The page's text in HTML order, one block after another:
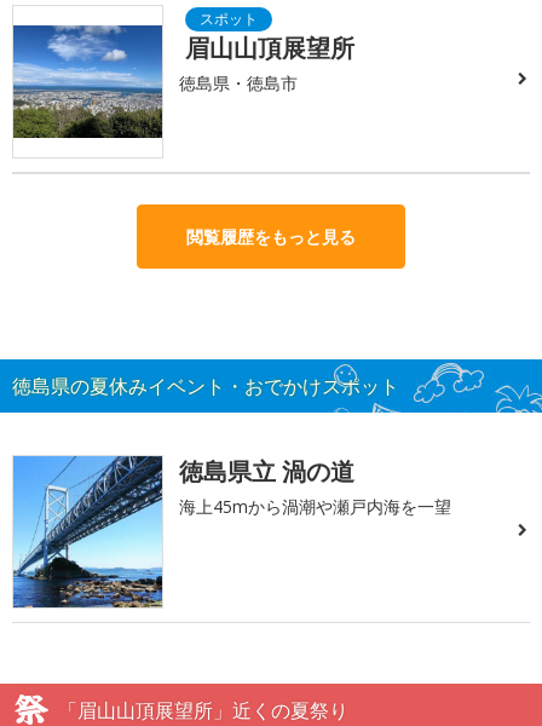
眉山山頂展望所
徳島県・徳島市
閲覧履歴をもっと見る
徳島県の夏休みイベント・おでかけスポット
徳島県立 渦の道
海上45mから渦潮や瀬戸内海を一望
「眉山山頂展望所」近くの夏祭り